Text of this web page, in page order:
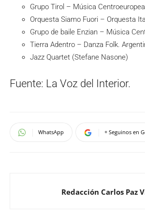
Grupo Tirol – Música Centroeuropea
Orquesta Siamo Fuori – Orquesta
Grupo de baile Enzian – Música
Tierra Adentro – Danza Folk.
Jazz Quartet (Stefane Nasone)
Fuente: La Voz del Interior.
WhatsApp + Seguinos en
Redacción Carlos Paz